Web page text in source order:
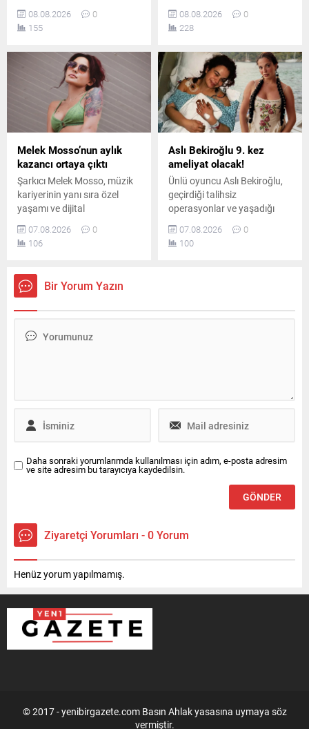
kazandı. Formda
görüntüsüyle dikkat çeken
sürede çok sayıda yorum
08.08.2026
0
155
oyuncu, gerçek sanatın
rakamlarla ölçülemeyeceğini
önemli bir mesaj verdi ve
emeğin değerini özellikle de
vurguladı.
08.08.2026
0
228
Melek Mosso’nun aylık
kazancı ortaya çıktı
Şarkıcı Melek Mosso, müzik
kariyerinin yanı sıra özel
yaşamı ve dijital
platformlardaki
çalışmalarıyla da adından
söz ettiriyor. Instagram’da
kullanan Mosso’nun abone
sayısı ve buradan elde ettiği
07.08.2026
0
106
Aslı Bekiroğlu 9. kez
ameliyat olacak!
Ünlü oyuncu Aslı Bekiroğlu,
geçirdiği talihsiz
operasyonlar ve yaşadığı
ciddi sağlık sorunlarının
ardından, sekiz ameliyatın
sonrasında dokuzuncu kez
07.08.2026
0
100
Bir Yorum Yazın
Daha sonraki yorumlarımda kullanılması için adım, e-posta adresim
ve site adresim bu tarayıcıya kaydedilsin.
Ziyaretçi Yorumları - 0 Yorum
Henüz yorum yapılmamış.
© 2017 - yenibirgazete.com Basın Ahlak yasasına uymaya söz
vermiştir.